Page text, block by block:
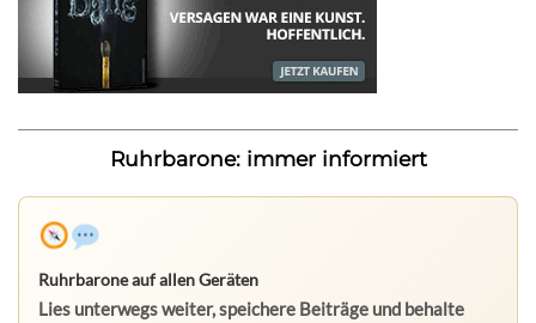
Ruhrbarone: immer informiert
Ruhrbarone auf allen Geräten
Lies unterwegs weiter, speichere Beiträge und behalte